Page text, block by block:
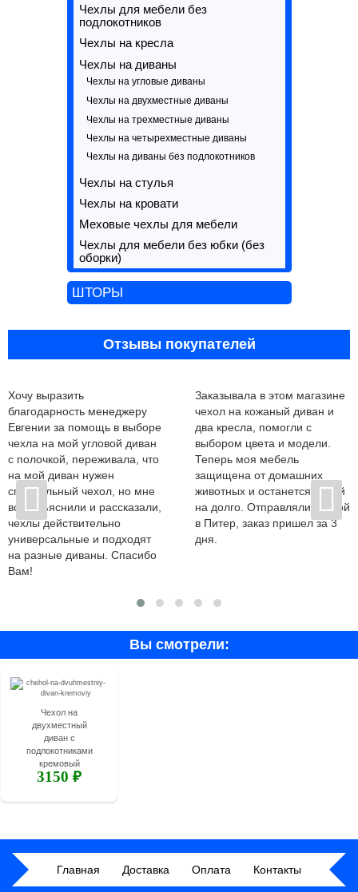
Чехлы для мебели без
подлокотников
Чехлы на кресла
Чехлы на диваны
Чехлы на угловые диваны
Чехлы на двухместные диваны
Чехлы на трехместные диваны
Чехлы на четырехместные диваны
Чехлы на диваны без подлокотников
Чехлы на стулья
Чехлы на кровати
Меховые чехлы для мебели
Чехлы для мебели без юбки (без
оборки)
ШТОРЫ
Отзывы покупателей
Хочу выразить
благодарность менеджеру
Евгении за помощь в выборе
чехла на мой угловой диван
с полочкой, переживала, что
на мой диван нужен
специальный чехол, но мне
все объяснили и рассказали,
чехлы действительно
универсальные и подходят
на разные диваны. Спасибо
Вам!
Заказывала в этом магазине
чехол на кожаный диван и
два кресла, помогли с
выбором цвета и модели.
Теперь моя мебель
защищена от домашних
животных и останется новой
на долго. Отправляли почтой
в Питер, заказ пришел за 3
дня.
Вы смотрели:
Чехол на
двухместный
диван с
подлокотниками
кремовый
3150 ₽
Главная Доставка Оплата Контакты